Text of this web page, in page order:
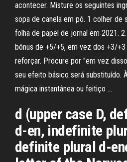
acontecer. Misture os seguintes
sopa de canela em pó. 1 colher de
folha de papel de jornal em 2021.
bônus de +5/+5, em vez dos +3/
reforçar. Procure por "em vez
seu efeito básico será substituído.
mágica instantânea ou feitiço …
d (upper case D,
d-en, indefinite
definite plural d-